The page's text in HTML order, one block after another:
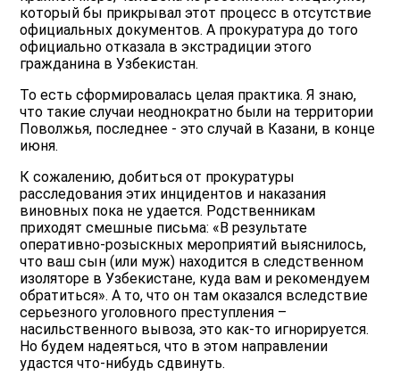
который бы прикрывал этот процесс в отсутствие
официальных документов. А прокуратура до того
официально отказала в экстрадиции этого
гражданина в Узбекистан.
То есть сформировалась целая практика. Я знаю,
что такие случаи неоднократно были на территории
Поволжья, последнее - это случай в Казани, в конце
июня.
К сожалению, добиться от прокуратуры
расследования этих инцидентов и наказания
виновных пока не удается. Родственникам
приходят смешные письма: «В результате
оперативно-розыскных мероприятий выяснилось,
что ваш сын (или муж) находится в следственном
изоляторе в Узбекистане, куда вам и рекомендуем
обратиться». А то, что он там оказался вследствие
серьезного уголовного преступления –
насильственного вывоза, это как-то игнорируется.
Но будем надеяться, что в этом направлении
удастся что-нибудь сдвинуть.